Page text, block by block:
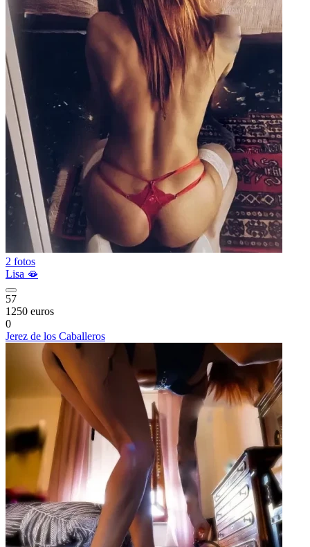
2 fotos
Lisa 🫦
57
1250 euros
0
Jerez de los Caballeros